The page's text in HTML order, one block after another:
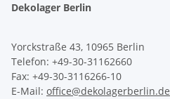
Dekolager Berlin
Yorckstraße 43, 10965 Berlin
Telefon: +49-30-31162660
Fax: +49-30-3116266-10
E-Mail: office@dekolagerberlin.de